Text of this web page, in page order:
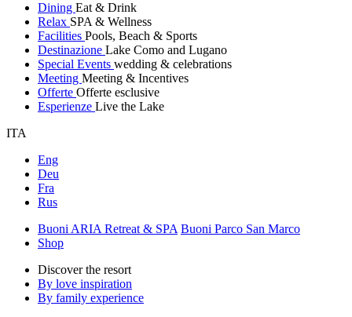
Dining Eat & Drink
Relax SPA & Wellness
Facilities Pools, Beach & Sports
Destinazione Lake Como and Lugano
Special Events wedding & celebrations
Meeting Meeting & Incentives
Offerte Offerte esclusive
Esperienze Live the Lake
ITA
Eng
Deu
Fra
Rus
Buoni ARIA Retreat & SPA Buoni Parco San Marco
Shop
Discover the resort
By love inspiration
By family experience